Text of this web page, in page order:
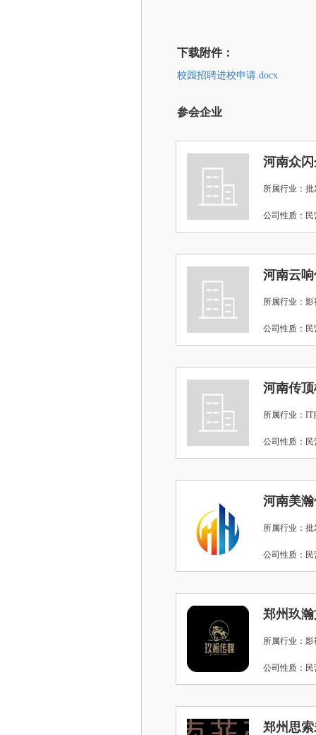
下载附件：
校园招聘进校申请.docx
参会企业
河南众
所属行业：批
公司性质
河南云
所属行业：
公司性质
河南传
所属行业：IT
公司性质
河南美
所属行业：批
公司性质
郑州玖
所属行业：
公司性质
郑州思